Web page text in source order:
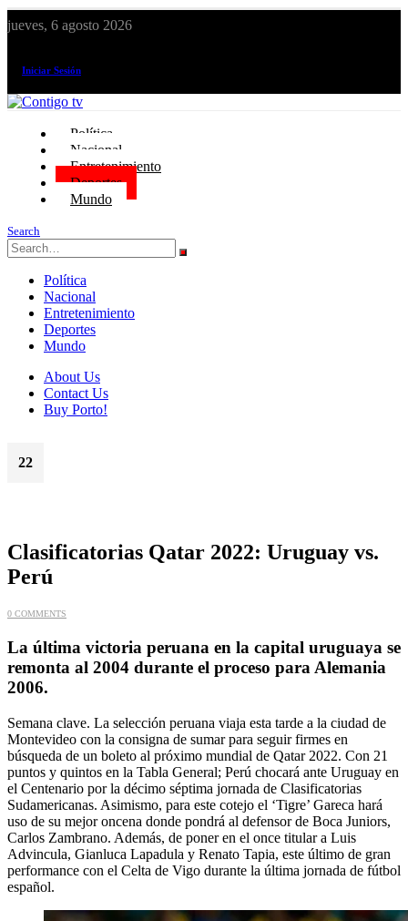
jueves, 6 agosto 2026
Iniciar Sesión
Política
Nacional
Entretenimiento
Deportes
Mundo
Search
Política
Nacional
Entretenimiento
Deportes
Mundo
About Us
Contact Us
Buy Porto!
22
Clasificatorias Qatar 2022: Uruguay vs.
Perú
0 COMMENTS
La última victoria peruana en la capital uruguaya se
remonta al 2004 durante el proceso para Alemania
2006.
Semana clave. La selección peruana viaja esta tarde a la ciudad de
Montevideo con la consigna de sumar para seguir firmes en
búsqueda de un boleto al próximo mundial de Qatar 2022. Con 21
puntos y quintos en la Tabla General; Perú chocará ante Uruguay en
el Centenario por la décimo séptima jornada de Clasificatorias
Sudamericanas. Asimismo, para este cotejo el ‘Tigre’ Gareca hará
uso de su mejor oncena donde pondrá al defensor de Boca Juniors,
Carlos Zambrano. Además, de poner en el once titular a Luis
Advincula, Gianluca Lapadula y Renato Tapia, este último de gran
performance con el Celta de Vigo durante la última jornada de fútbol
español.